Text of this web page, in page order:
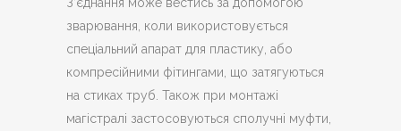
зварювання, коли використовується
спеціальний апарат для пластику, або
компресійними фітингами, що затягуються
на стиках труб. Також при монтажі
магістралі застосовуються сполучні муфти,